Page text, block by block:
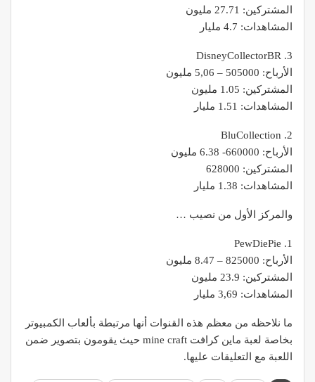
المشتركين: 27.71 مليون
المشاهدات: 4.7 مليار
3. DisneyCollectorBR
الأرباح: 505000 – 5,06 مليون
المشتركين: 1.05 مليون
المشاهدات: 1.51 مليار
2. BluCollection
الأرباح: 660000- 6.38 مليون
المشتركين: 628000
المشاهدات: 1.38 مليار
والمركز الأول من نصيب …
1. PewDiePie
الأرباح: 825000 – 8.47 مليون
المشتركين: 23.9 مليون
المشاهدات: 3,69 مليار
ما نلاحظه من معظم هذه القنوات أنها مرتبطة بألعاب الكمبيوتر
بخاصة لعبة ماين كرافت mine craft حيث يقومون بتصوير ضمن
اللعبة مع التعليقات عليها.